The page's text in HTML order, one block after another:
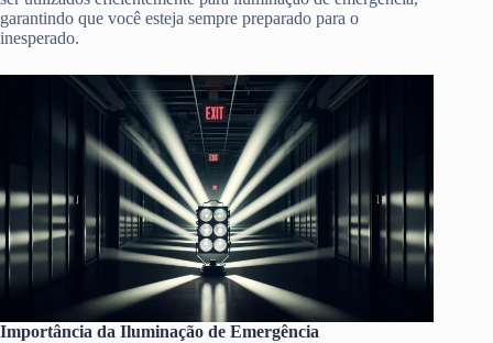
garantindo que você esteja sempre preparado para o
inesperado.
Importância da Iluminação de Emergência